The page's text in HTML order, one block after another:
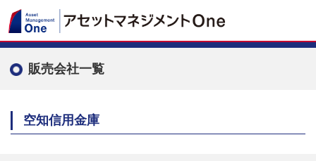
販売会社一覧
空知信用金庫